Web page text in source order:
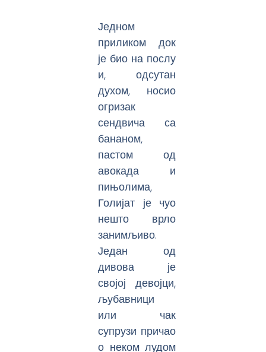
Једном
приликом док
је био на послу
и, одсутан
духом, носио
огризак
сендвича са
бананом,
пастом од
авокада и
пињолима,
Голијат је чуо
нешто врло
занимљиво.
Један од
дивова је
својој девојци,
љубавници
или чак
супрузи причао
о неком лудом